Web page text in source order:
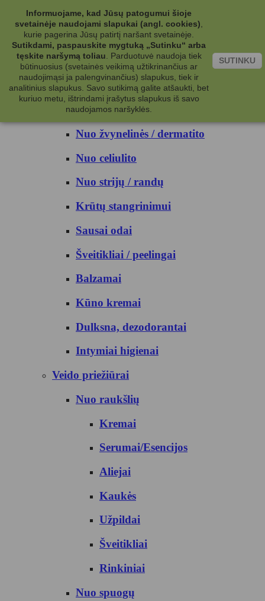
Kategorijos
Kosmetika
Kūno priežiūrai
Nuo prakaito
Kūno prausikliai
Nuo žvynelinės / dermatito
Nuo celiulito
Nuo strijų / randų
Krūtų stangrinimui
Sausai odai
Šveitikliai / peelingai
Balzamai
Kūno kremai
Dulksna, dezodorantai
Intymiai higienai
Veido priežiūrai
Nuo raukšlių
Kremai
Serumai/Esencijos
Aliejai
Kaukės
Užpildai
Šveitikliai
Rinkiniai
Nuo spuogų
Informuojame, kad Jūsų patogumui šioje
svetainėje naudojami slapukai (angl. cookies)
kurie pagerina Jūsų patirtį naršant svetainėje.
Sutikdami, paspauskite mygtuką „Sutinku“ arba
tęskite naršymą toliau
Parduotuvė naudoja tiek
būtinuosius (svetainės veikimą užtikrinančius ar
naudojimąsi ja palengvinančius) slapukus, tiek ir
analitinius slapukus. Savo sutikimą galite atšaukti, bet
kuriuo metu, ištrindami įrašytus slapukus iš savo
naudojamos naršyklės.
SUTINKU